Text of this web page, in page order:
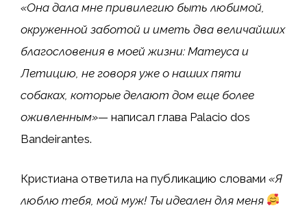
«Она дала мне привилегию быть любимой,
окруженной заботой и иметь два величайших
благословения в моей жизни: Матеуса и
Летицию, не говоря уже о наших пяти
собаках, которые делают дом еще более
оживленным»— написал глава Palacio dos
Bandeirantes.
Кристиана ответила на публикацию словами «Я
люблю тебя, мой муж! Ты идеален для меня